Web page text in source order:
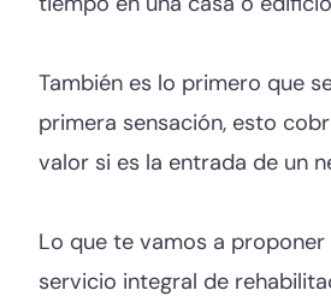
También es lo primero que
primera sensación, esto
valor si es la entrada de un
Lo que te vamos a proponer
servicio integral de